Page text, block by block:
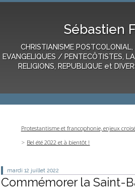
Sébastien
CHRISTIANISME
EVANGELIQUES / PENTECÔTISTES,
RELIGIONS, REPUBLIQUE et
Protestantisme et francophonie, enjeux
Bel été 2022 et à bientôt !
mardi 12 juillet 2022
Commémorer la Saint-